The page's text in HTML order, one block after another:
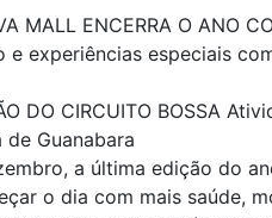
MALL ENCERRA O ANO
experiências especiais
DO CIRCUITO BOSSA
Guanabara
a última edição do
o dia com mais saúde,